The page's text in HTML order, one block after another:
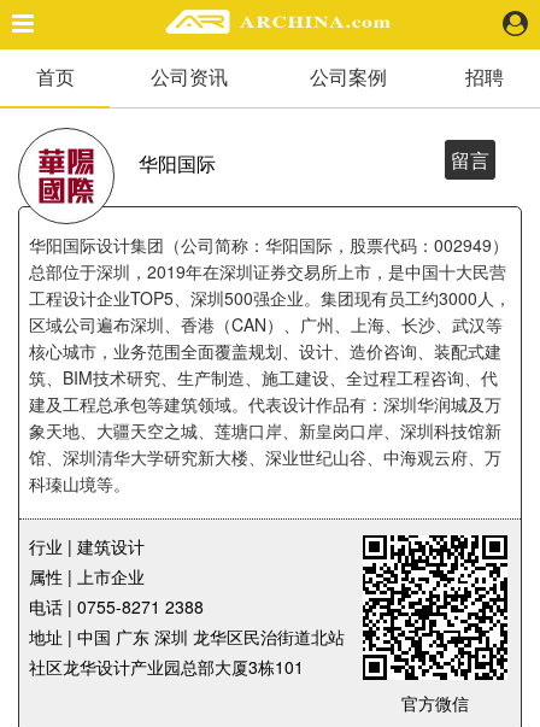
精选案例
建 筑
景 观
室 内
视 频
头条资讯
业 界
机 构
人 物
地 产
快速搜索
企业招聘
企业会员
关于投稿
广告投放
首页 公司资讯 公司案例 招聘
华阳国际 留言
华阳国际设计集团（公司简称：华阳国际，股票代码：002949）
总部位于深圳，2019年在深圳证券交易所上市，是中国十大民营
工程设计企业TOP5、深圳500强企业。集团现有员工约3000人，
区域公司遍布深圳、香港（CAN）、广州、上海、长沙、武汉等
核心城市，业务范围全面覆盖规划、设计、造价咨询、装配式建
筑、BIM技术研究、生产制造、施工建设、全过程工程咨询、代
建及工程总承包等建筑领域。代表设计作品有：深圳华润城及万
象天地、大疆天空之城、莲塘口岸、新皇岗口岸、深圳科技馆新
馆、深圳清华大学研究新大楼、深业世纪山谷、中海观云府、万
科瑧山境等。
官方微信
行业 | 建筑设计
属性 | 上市企业
电话 | 0755-8271 2388
地址 | 中国 广东 深圳 龙华区民治街道北站
社区龙华设计产业园总部大厦3栋101